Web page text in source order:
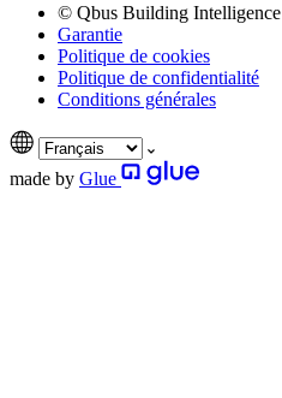
© Qbus Building Intelligence
Garantie
Politique de cookies
Politique de confidentialité
Conditions générales
made by Glue